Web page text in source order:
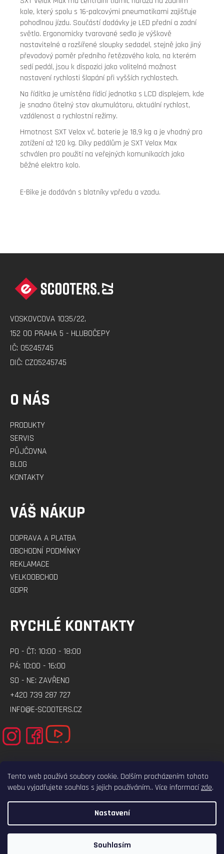
Tento web používá soubory cookie. Dalším procházením tohoto
webu vyjadřujete souhlas s jejich používáním.. Více informacízde.
Nastavení
Souhlasím
kole, který spolu s 16-palcovými pneumatikami zajišťuje
pohodlnou jízdu. Součástí dodávky je LED přední a zadní
světlo. Ergonomicky tvarované sedlo je výškově
nastavitelné a rozšířené sloupky sedadel, stejně jako jiný
převodový poměr předního řetězového kola, na kterém
sedí pedál, jsou k dispozici jako volitelná možnost
nastavení rychlosti šlapání při vyšších rychlostech.
Na řídítka je umístěna řídicí jednotka s LCD displejem, kde
je snadno čitelný stav akumulátoru, aktuální rychlost,
vzdálenost a rychlostní režimy.
Hmotnost SXT Velox vč. baterie je 18,9 kg a je vhodný pro
zatížení až 120 kg. Díky pedálům je SXT Velox Max
schválen pro použití na veřejných komunikacích jako
běžné elektro kolo.
E-Bike je dodáván s blatníky vpředu a vzadu.
Z
VOSKOVCOVA 1035/22,
152 00 PRAHA 5 - HLUBOČEPY
IČ: 05245745
DIČ: CZ05245745
O NÁS
PRODUKTY
SERVIS
PŮJČOVNA
BLOG
KONTAKTY
VÁŠ NÁKUP
DOPRAVA A PLATBA
OBCHODNÍ PODMÍNKY
REKLAMACE
VELKOOBCHOD
GDPR
RYCHLÉ KONTAKTY
PO - ČT: 10:00 - 18:00
PÁ: 10:00 - 16:00
SO - NE: ZAVŘENO
+420 739 287 727
INFO@E-SCOOTERS.CZ
VYTVOŘIL SHOPTET
E-SCOOTERS.CZ. VŠECHNA PRÁVA VYHRAZENA.